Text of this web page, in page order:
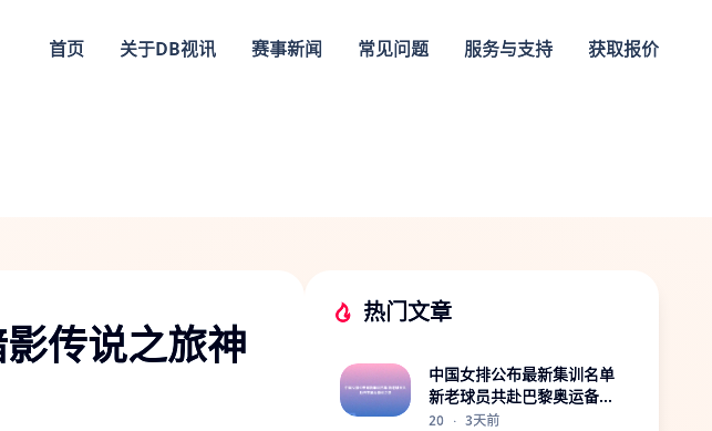
首页 关于DB视讯 赛事新闻 常见问题 服务与支持 获取报价
传说之旅神
热门文章
中国女排公布最新集训名单
新老球员共赴巴黎奥运备战
之路
20 · 3天前